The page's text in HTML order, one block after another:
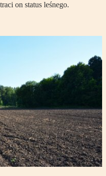
on status leśnego.